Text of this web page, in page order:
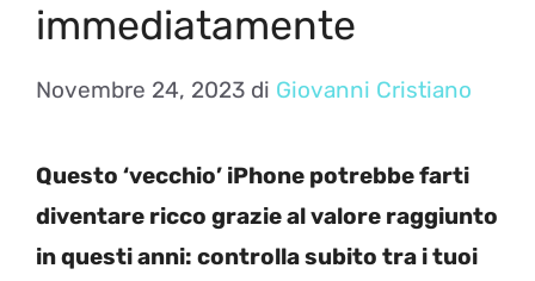
immediatamente
Novembre 24, 2023 di Giovanni Cristiano
Questo ‘vecchio’ iPhone potrebbe farti
diventare ricco grazie al valore raggiunto
in questi anni: controlla subito tra i tuoi